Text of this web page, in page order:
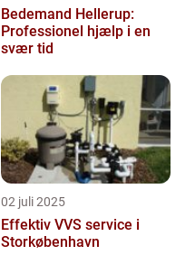
Bedemand Hellerup:
Professionel hjælp i en
svær tid
02 juli 2025
Effektiv VVS service i
Storkøbenhavn